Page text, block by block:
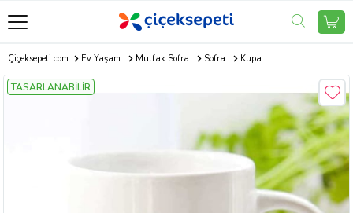
Çiçeksepeti.com Ev Yaşam Mutfak Sofra Sofra Kupa
TASARLANABİLİR